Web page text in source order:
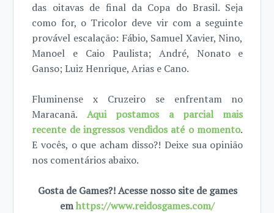
das oitavas de final da Copa do Brasil. Seja
como for, o Tricolor deve vir com a seguinte
provável escalação: Fábio, Samuel Xavier, Nino,
Manoel e Caio Paulista; André, Nonato e
Ganso; Luiz Henrique, Arias e Cano.
Fluminense x Cruzeiro se enfrentam no
Maracanã. Aqui postamos a parcial mais
recente de ingressos vendidos até o momento.
E vocês, o que acham disso?! Deixe sua opinião
nos comentários abaixo.
Gosta de Games?! Acesse nosso site de games
emhttps://www.reidosgames.com/